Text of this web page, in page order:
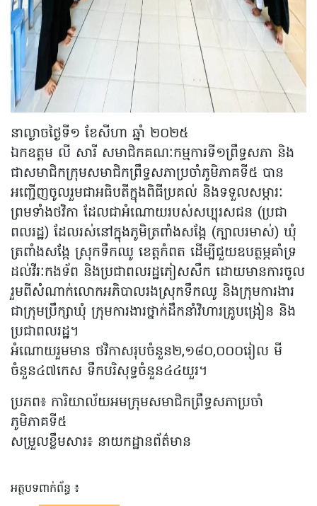
នាល្ងាចថ្ងៃទី១ ខែសីហា ឆ្នាំ ២០២៥
ឯកឧត្តម លី សារី សមាជិកគណៈកម្មការទី១ព្រឹទ្ធសភា និង
ជាសមាជិកក្រុមសមាជិកព្រឹទ្ធសភាប្រចាំភូមិភាគទី៥ បាន
អញ្ជើញចូលរួមជាអធិបតីក្នុងពិធីប្រគល់ និងទទួលសម្ភារៈ
ព្រមទាំងថវិកា ដែលជាអំណោយរបស់សប្បុរសជន (ប្រជា
ពលរដ្ឋ) ដែលរស់នៅក្នុងភូមិត្រពាំងសង្កែ (ក្បាលរមាស់) ឃុំ
ត្រពាំងសង្កែ ស្រុកទឹកឈូ ខេត្តកំពត ដើម្បី​ជួយឧបត្ថម្ភគាំទ្រ
ដល់វីរៈកងទ័ព និងប្រជាពលរដ្ឋភៀសសឹក ដោយមានការចូល
រួមពីសំណាក់លោកអភិបាលរងស្រុកទឹកឈូ និងក្រុមការងារ
ជាក្រុមប្រឹក្សាឃុំ ក្រុមការងារថ្នាក់ដឹកនាំវិហារគ្រូបង្រៀន និង
ប្រជាពលរដ្ឋ។
អំណោយរួមមាន ថវិកាសរុបចំនួន២,១៨០,០០០រៀល មី
ចំនួន៤៧កេស ទឹកបរិសុទ្ធចំនួន៤៤យួរ។
ប្រភព៖ ការិយាល័យអមក្រុមសមាជិកព្រឹទ្ធសភាប្រចាំ
ភូមិភាគទី៥
សម្រួលខ្លឹមសារ៖ នាយកដ្ឋានព័ត៌មាន
អត្ថបទពាក់ព័ន្ធ ៖